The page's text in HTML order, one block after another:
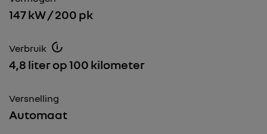
147 kW / 200 pk
Verbruik
4,8 liter op 100 kilometer
Versnelling
Automaat